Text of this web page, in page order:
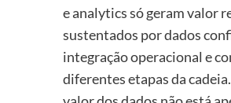
e analytics só geram valor
sustentados por dados
integração operacional e
diferentes etapas da